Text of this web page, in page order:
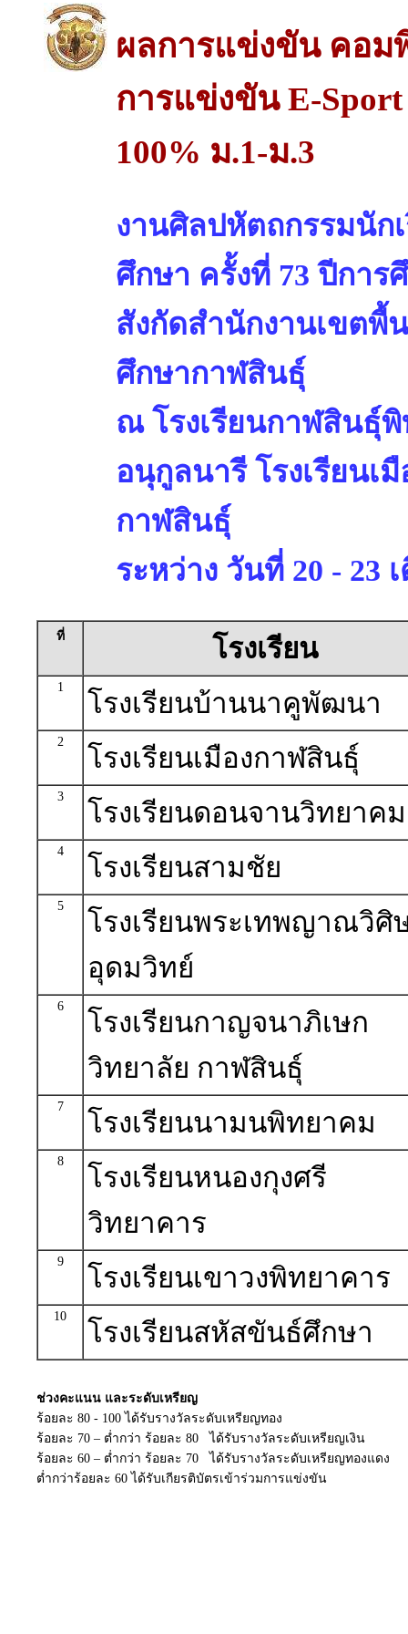
ผลการแข่งขัน คอม
การแข่งขัน E-
100% ม.1-ม.3
งานศิลปหัตถกรรมนัก
ศึกษา ครั้งที่ 73 ปีการ
สังกัดสำนักงานเขตพื้
ศึกษากาฬสินธุ์
ณ โรงเรียนกาฬสินธุ์พิ
อนุกูลนารี โรงเรียนเ
กาฬสินธุ์
ระหว่าง วันที่ 20 - 23
ที่ โรงเรียน
1
โรงเรียนบ้านนาคูพัฒนา
2
โรงเรียนเมืองกาฬสินธุ์
3
โรงเรียนดอนจานวิทยาคม
4
โรงเรียนสามชัย
5
โรงเรียนพระเทพญาณวิศิ
อุดมวิทย์
6
โรงเรียนกาญจนาภิเษก
วิทยาลัย กาฬสินธุ์
7
โรงเรียนนามนพิทยาคม
8
โรงเรียนหนองกุงศรี
วิทยาคาร
9
โรงเรียนเขาวงพิทยาคาร
10
โรงเรียนสหัสขันธ์ศึกษา
ช่วงคะแนน และระดับเหรียญ
ร้อยละ 80 - 100 ได้รับรางวัลระดับเหรียญทอง
ร้อยละ 70 – ต่ำกว่า ร้อยละ 80 ได้รับรางวัลระดับเหรียญเงิน
ร้อยละ 60 – ต่ำกว่า ร้อยละ 70 ได้รับรางวัลระดับเหรียญทองแดง
ต่ำกว่าร้อยละ 60 ได้รับเกียรติบัตรเข้าร่วมการแข่งขัน